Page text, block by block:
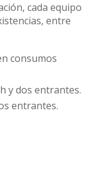
cada equipo
entre
consumos
y dos entrantes.
entrantes.